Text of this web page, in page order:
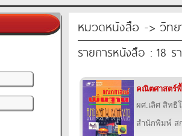
หมวดหนังสือ -> วิทย
รายการหนังสือ : 18 ร
คณิตศาสตร์
ผศ.เลิศ สิทธิ
สำนักพิมพ์ ส